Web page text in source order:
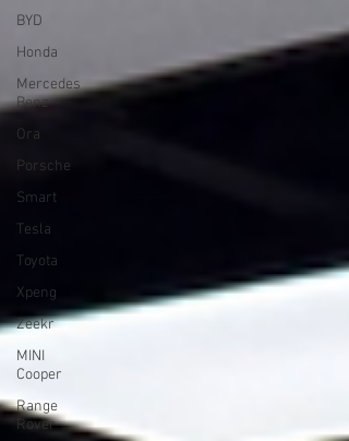
BYD
Honda
Mercedes
Benz
Ora
Porsche
Smart
Tesla
Toyota
Xpeng
Zeekr
MINI
Cooper
Range
Rover